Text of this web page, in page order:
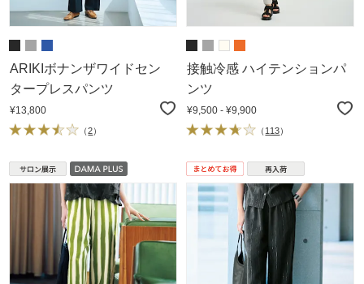
ARIKIボナンザワイドセン
タープレスパンツ
¥13,800
（2）
接触冷感 ハイテンションパ
ンツ
¥9,500 - ¥9,900
（ 113）